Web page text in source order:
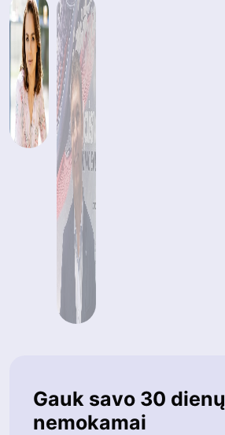
Gauk savo 30 dienų
nemokamai